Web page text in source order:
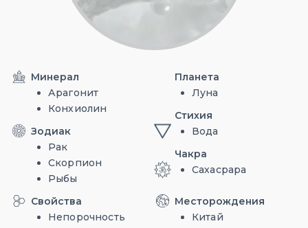
Минерал
Арагонит
Конхиолин
Зодиак
Рак
Скорпион
Рыбы
Планета
Луна
Стихия
Вода
Чакра
Сахасрара
Свойства
Непорочность
Месторождения
Китай